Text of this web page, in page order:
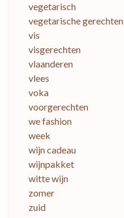
vegetarisch
vegetarische gerechten
vis
visgerechten
vlaanderen
vlees
voka
voorgerechten
we fashion
week
wijn cadeau
wijnpakket
witte wijn
zomer
zuid